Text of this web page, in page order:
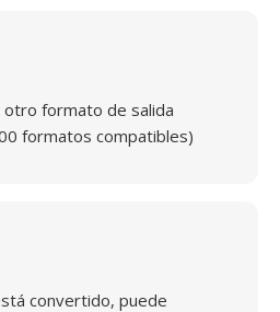
otro formato de salida
formatos compatibles)
convertido, puede